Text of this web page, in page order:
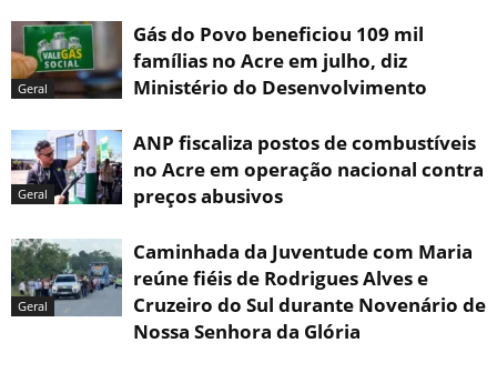
Geral
Gás do Povo beneficiou 109 mil
famílias no Acre em julho, diz
Ministério do Desenvolvimento
Geral
ANP fiscaliza postos de combustíveis
no Acre em operação nacional contra
preços abusivos
Geral
Caminhada da Juventude com Maria
reúne fiéis de Rodrigues Alves e
Cruzeiro do Sul durante Novenário de
Nossa Senhora da Glória